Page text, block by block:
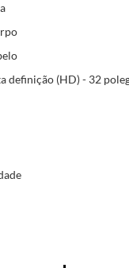
definição (HD) - 32